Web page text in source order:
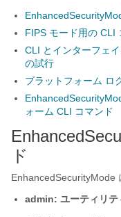
FIPS モード用の CLI
CLI とインターフェ
の試行
プラットフォーム ロ
ォーム CLI コマンド
ド
EnhancedSecurityMode
admin: ユーティリ